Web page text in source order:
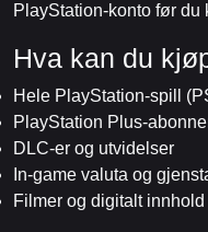
PlayStation-konto før du
Hva kan du
Hele PlayStation-spill
PlayStation Plus-
DLC-er og utvidelser
In-game valuta og
Filmer og digitalt innhold